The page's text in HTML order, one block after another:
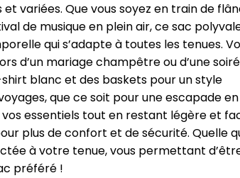
variées. Que vous soyez en train de
de musique en plein air, ce sac
qui s’adapte à toutes les tenues.
d’un mariage champêtre ou d’une
blanc et des baskets pour un style
que ce soit pour une escapade
essentiels tout en restant légère et
plus de confort et de sécurité. Quelle
à votre tenue, vous permettant
préféré !